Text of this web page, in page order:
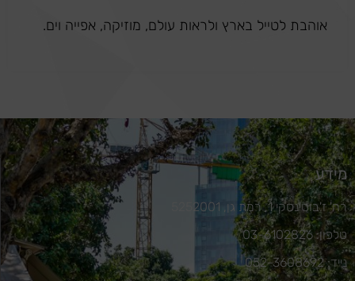
אוהבת לטייל בארץ ולראות עולם, מוזיקה, אפייה וים.
מידע
רח' ז'בוטינסקי 1, רמת גן, 5252001
טלפון: 03-6102826
נייד: 052-3608692